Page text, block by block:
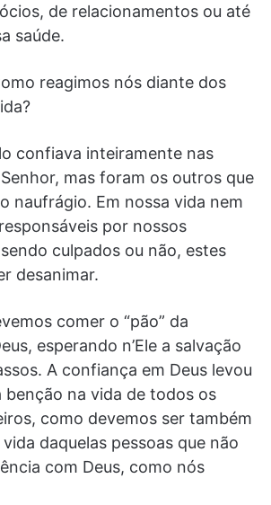
de relacionamentos ou até
saúde.
reagimos nós diante dos
confiava inteiramente nas
mas foram os outros que
naufrágio. Em nossa vida nem
por nossos
culpados ou não, estes
desanimar.
comer o “pão” da
esperando n’Ele a salvação
A confiança em Deus levou
benção na vida de todos os
como devemos ser também
daquelas pessoas que não
com Deus, como nós